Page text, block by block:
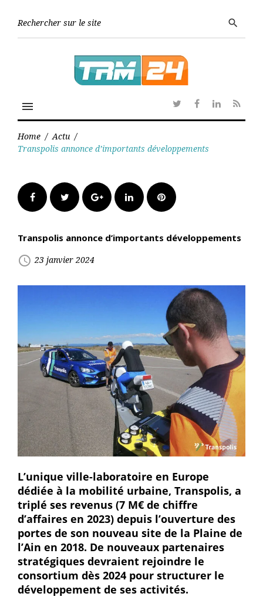
search
menu
TwitterFacebook
Linkedin
RSS
Home / Actu /
Transpolis annonce d’importants développements
FacebookTwitter Google+LinkedInPinterest
Transpolis annonce d’importants développements
access_time 23 janvier 2024
L’unique ville-laboratoire en Europe
dédiée à la mobilité urbaine, Transpolis, a
triplé ses revenus (7 M€ de chiffre
d’affaires en 2023) depuis l’ouverture des
portes de son nouveau site de la Plaine de
l’Ain en 2018. De nouveaux partenaires
stratégiques devraient rejoindre le
consortium dès 2024 pour structurer le
développement de ses activités.